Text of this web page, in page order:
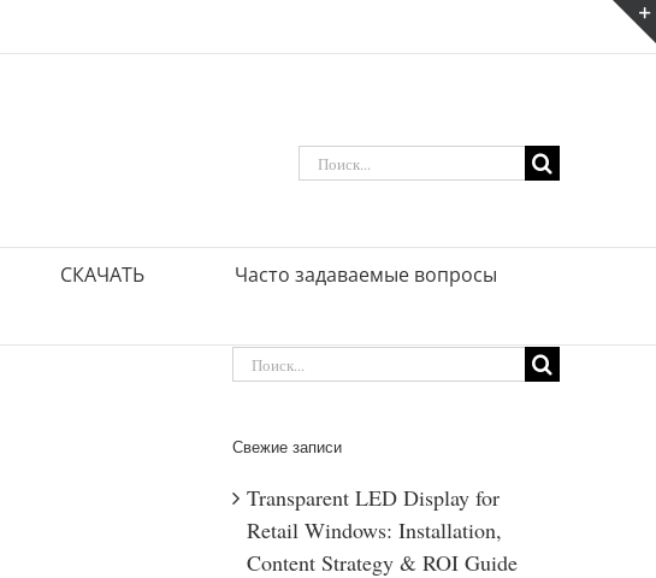
Искать:
СКАЧАТЬ
Часто задаваемые вопросы
Искать:
Свежие записи
Transparent LED Display for
Retail Windows: Installation,
Content Strategy & ROI Guide